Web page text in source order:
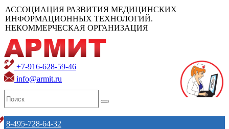
АССОЦИАЦИЯ РАЗВИТИЯ МЕДИЦИНСКИХ
ИНФОРМАЦИОННЫХ ТЕХНОЛОГИЙ.
НЕКОММЕРЧЕСКАЯ ОРГАНИЗАЦИЯ
+7-916-628-59-46
info@armit.ru
8-495-728-64-32